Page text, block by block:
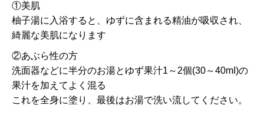
①美肌
柚子湯に入浴すると、ゆずに含まれる精油が吸収され、
綺麗な美肌になります
②あぶら性の方
洗面器などに半分のお湯とゆず果汁1～2個(30～40mI)の
果汁を加えてよく混る
これを全身に塗り、最後はお湯で洗い流してください。